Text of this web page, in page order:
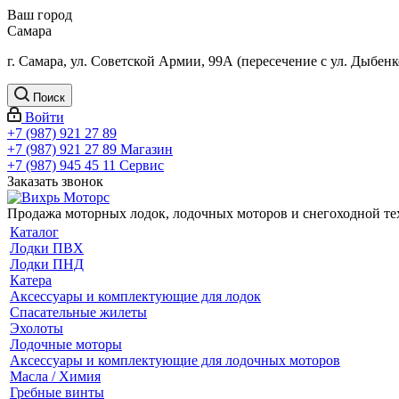
Ваш город
Самара
г. Самара, ул. Советской Армии, 99А (пересечение с ул.
Поиск
Войти
+7 (987) 921 27 89
+7 (987) 921 27 89 Магазин
+7 (987) 945 45 11 Сервис
Заказать звонок
Продажа моторных лодок, лодочных моторов и снегоходной
Каталог
Лодки ПВХ
Лодки ПНД
Катера
Аксессуары и комплектующие для лодок
Спасательные жилеты
Эхолоты
Лодочные моторы
Аксессуары и комплектующие для лодочных моторов
Масла / Химия
Гребные винты